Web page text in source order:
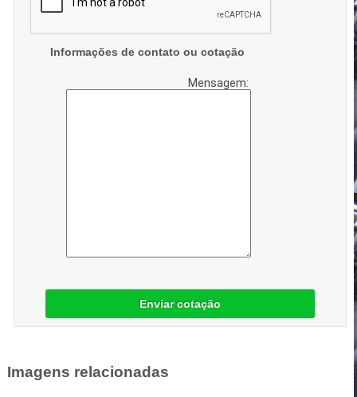
Informações de contato ou cotação
Mensagem:
Enviar cotação
Imagens relacionadas